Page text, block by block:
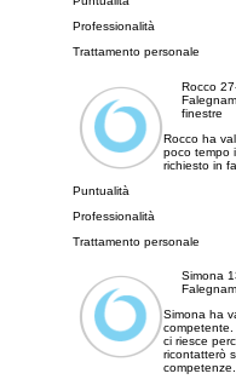
Professionalità
Trattamento personale
Rocco
finestre
Rocco ha
poco tempo
richiesto in
Puntualità
Professionalità
Trattamento personale
Simona
Simona ha
competente.
ci riesce
ricontatterò